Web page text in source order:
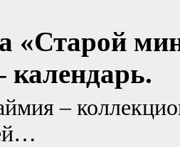
«Старой
календарь.
–